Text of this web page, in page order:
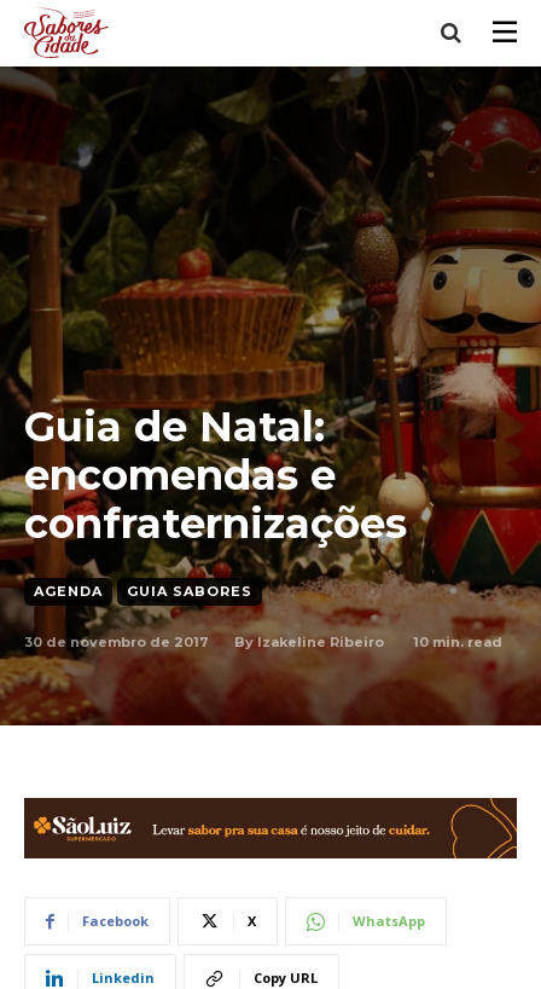
Guia de Natal:
encomendas e
confraternizações
AGENDA GUIA SABORES
30 de novembro de 2017 By Izakeline Ribeiro 10min. read
Facebook X WhatsApp
Linkedin Copy URL